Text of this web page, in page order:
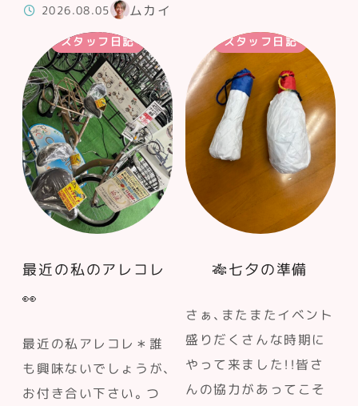
2026.08.05 ムカイ
スタッフ日記
最近の私のアレコレ
👀
最近の私アレコレ＊誰
も興味ないでしょうが、
お付き合い下さい。つ
スタッフ日記
🎋七夕の準備
さぁ、またまたイベント
盛りだくさんな時期に
やって来ました！！皆さ
んの協力があってこそ